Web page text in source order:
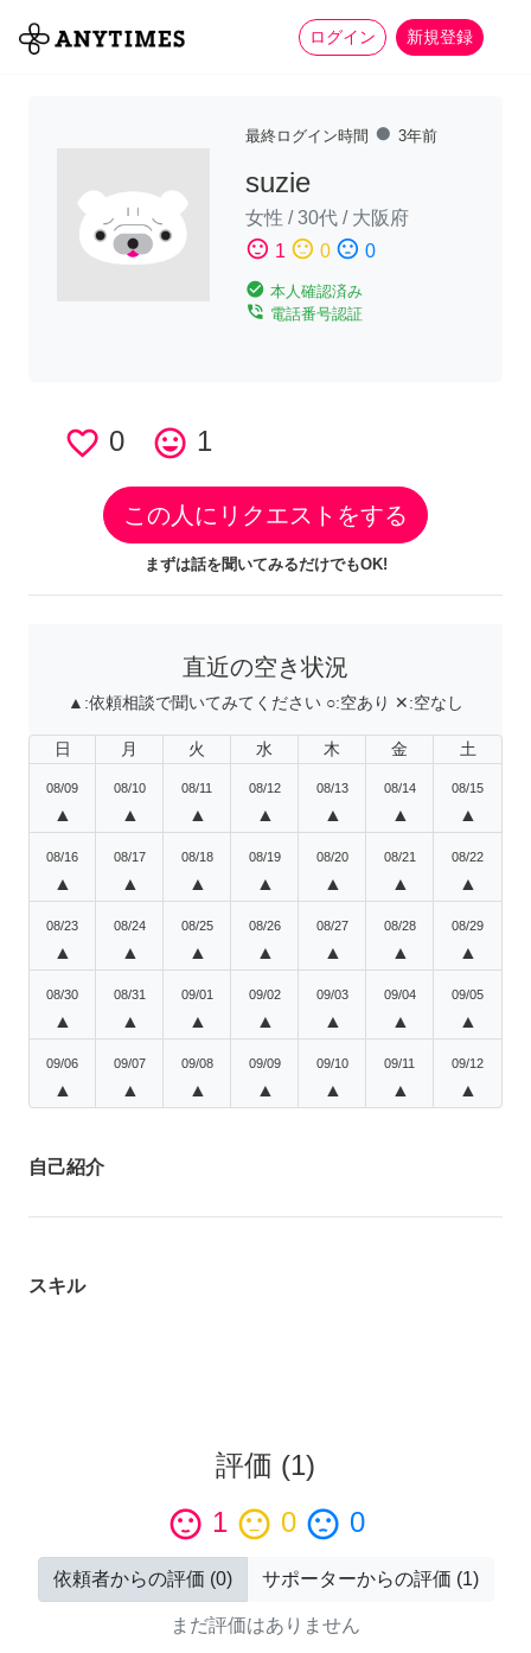
ログイン 新規登録
全て 家事 more_horiz
最終ログイン時間 fiber_manual_record 3年前
suzie
女性 /30代 / 大阪府
sentiment_satisfied 1 sentiment_neutral 0 sentiment_dissatisfied 0
check_circle 本人確認済み
phone_in_talk 電話番号認証
favorite_border 0 tag_faces 1
この人にリクエストをする
まずは話を聞いてみるだけでもOK!
直近の空き状況
▲:依頼相談で聞いてみてください ○:空あり ✕:空なし
日 月 火 水 木 金 土
08/09
▲
08/10
▲
08/11
▲
08/12
▲
08/13
▲
08/14
▲
08/15
▲
08/16
▲
08/17
▲
08/18
▲
08/19
▲
08/20
▲
08/21
▲
08/22
▲
08/23
▲
08/24
▲
08/25
▲
08/26
▲
08/27
▲
08/28
▲
08/29
▲
08/30
▲
08/31
▲
09/01
▲
09/02
▲
09/03
▲
09/04
▲
09/05
▲
09/06
▲
09/07
▲
09/08
▲
09/09
▲
09/10
▲
09/11
▲
09/12
▲
自己紹介
スキル
評価 (1)
sentiment_satisfied 1 sentiment_neutral 0 sentiment_dissatisfied 0
依頼者からの評価 (0) サポーターからの評価 (1)
まだ評価はありません